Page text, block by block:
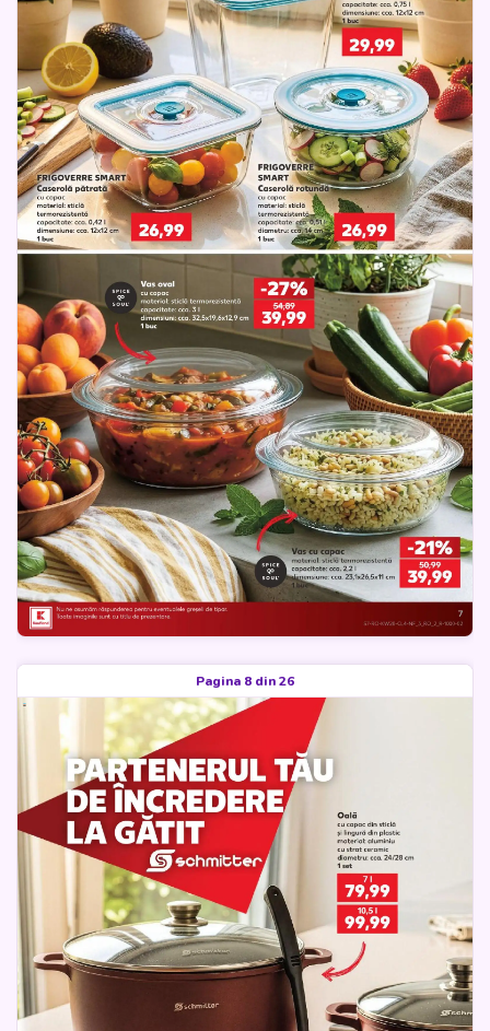
Pagina 8 din 26